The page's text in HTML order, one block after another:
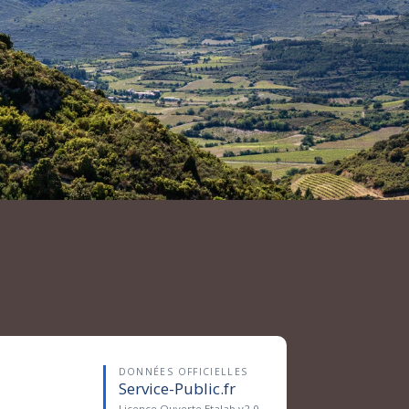
DONNÉES OFFICIELLES
Service-Public.fr